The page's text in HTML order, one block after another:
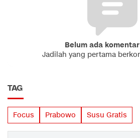
Belum ada
Jadilah yang pertama
TAG
Focus Prabowo Susu Gratis